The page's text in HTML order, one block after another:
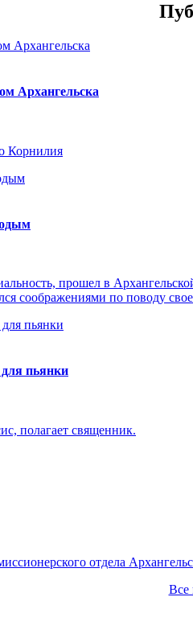
Архангельска
Корнилия
прошел в
по поводу
пьянки
полагает священник.
отдела
Все